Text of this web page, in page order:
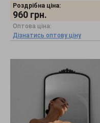
Роздрібна ціна:
960 грн.
Оптова ціна:
Дізнатись оптову ціну